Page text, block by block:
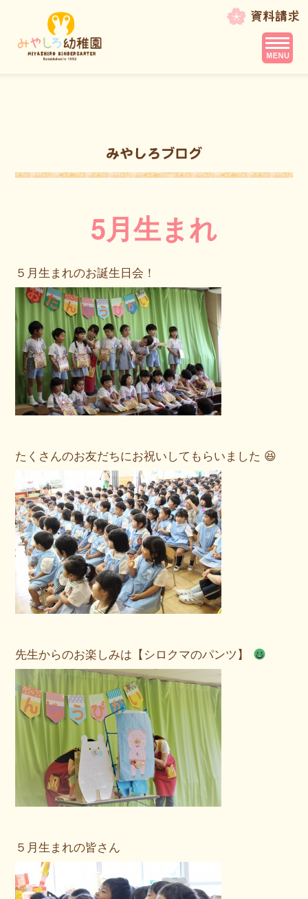
5月生まれ
５月生まれのお誕生日会！
たくさんのお友だちにお祝いしてもらいました 😆
先生からのお楽しみは【シロクマのパンツ】
５月生まれの皆さん